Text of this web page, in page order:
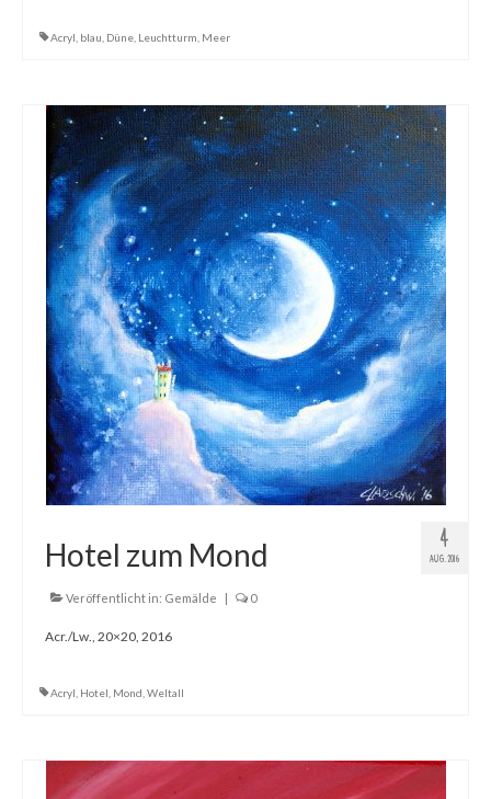
Dies & Das
Filmchen
Acryl blau Düne Leuchtturm Meer
4
AUG. 2016
Hotel zum Mond
Veröffentlicht in: Gemälde | 0
Acr./Lw., 20×20, 2016
Acryl Hotel Mond Weltall